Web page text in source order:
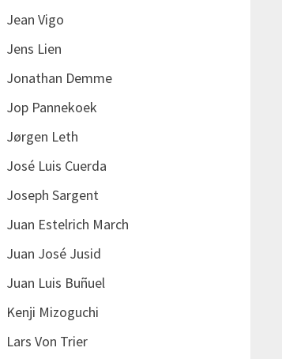
Jean Vigo
Jens Lien
Jonathan Demme
Jop Pannekoek
Jørgen Leth
José Luis Cuerda
Joseph Sargent
Juan Estelrich March
Juan José Jusid
Juan Luis Buñuel
Kenji Mizoguchi
Lars Von Trier